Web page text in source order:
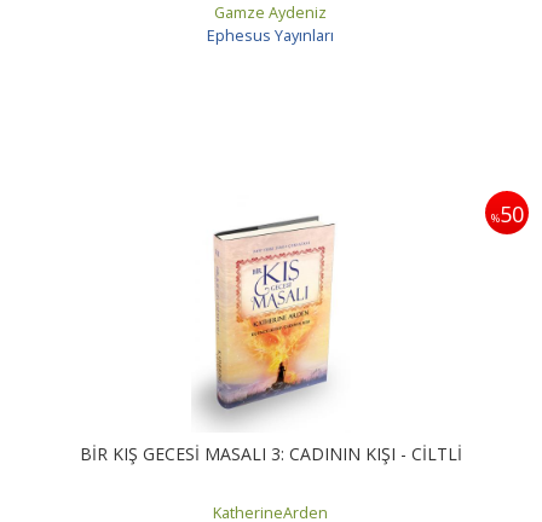
Gamze Aydeniz
Ephesus Yayınları
%50
BİR KIŞ GECESİ MASALI 3: CADININ KIŞI - CİLTLİ
KatherineArden